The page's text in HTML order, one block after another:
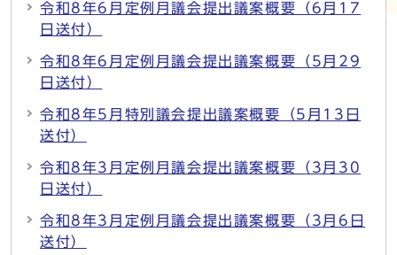
令和8年6月定例月議会提出議案概要（6月17
日送付）
令和8年6月定例月議会提出議案概要（5月29
日送付）
令和8年5月特別議会提出議案概要（5月13日
送付）
令和8年3月定例月議会提出議案概要（3月30
日送付）
令和8年3月定例月議会提出議案概要（3月6日
送付）